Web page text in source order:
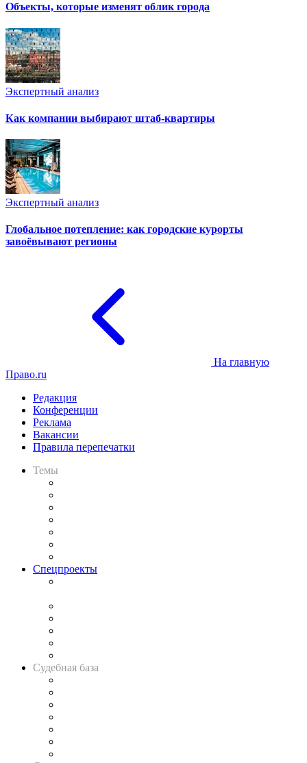
Объекты, которые изменят облик города
Экспертный анализ
Как компании выбирают штаб-квартиры
Экспертный анализ
Глобальное потепление: как городские курорты
завоёвывают регионы
На главную
Право.ru
Редакция
Конференции
Реклама
Вакансии
Правила перепечатки
Темы
Спецпроекты
Судебная база